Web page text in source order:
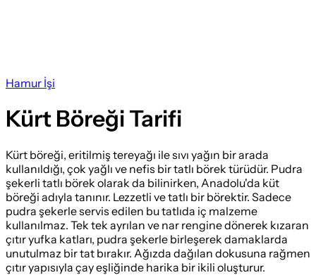
Hamur İşi
Kürt Böreği Tarifi
Kürt böreği, eritilmiş tereyağı ile sıvı yağın bir arada
kullanıldığı, çok yağlı ve nefis bir tatlı börek türüdür. Pudra
şekerli tatlı börek olarak da bilinirken, Anadolu'da küt
böreği adıyla tanınır. Lezzetli ve tatlı bir börektir. Sadece
pudra şekerle servis edilen bu tatlıda iç malzeme
kullanılmaz. Tek tek ayrılan ve nar rengine dönerek kızaran
çıtır yufka katları, pudra şekerle birleşerek damaklarda
unutulmaz bir tat bırakır. Ağızda dağılan dokusuna rağmen
çıtır yapısıyla çay eşliğinde harika bir ikili oluşturur.